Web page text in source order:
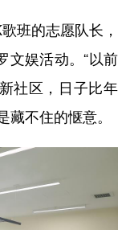
班的志愿队长，
文娱活动。“以前
社区，日子比年
藏不住的惬意。